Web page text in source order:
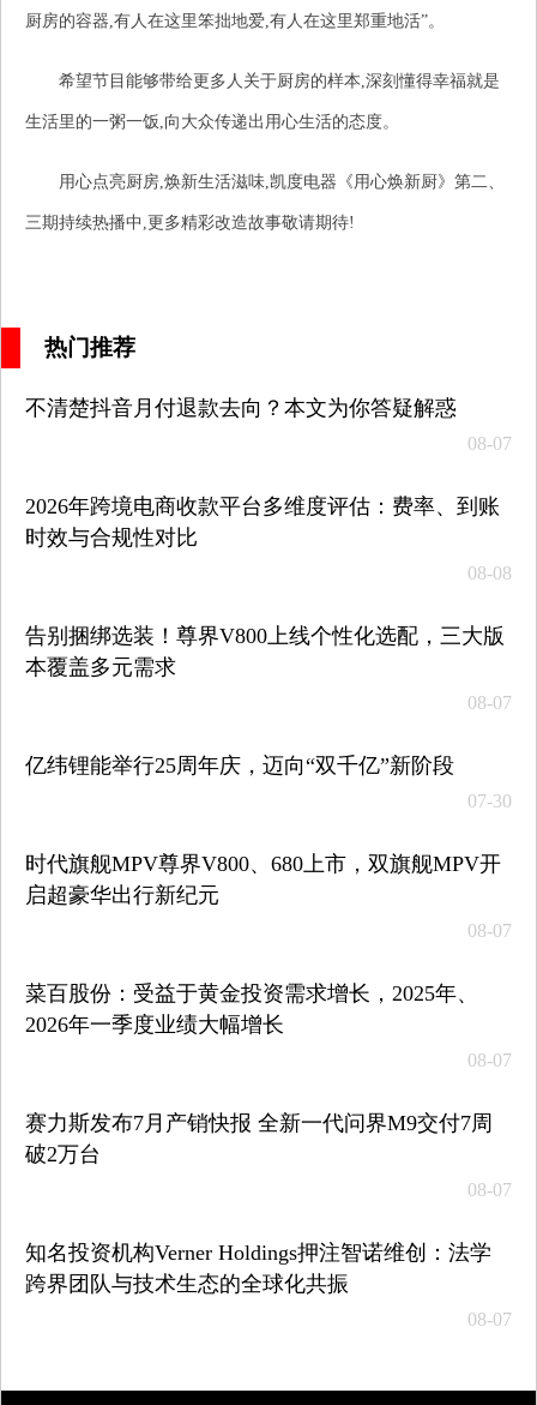
厨房的容器,有人在这里笨拙地爱,有人在这里郑重地活”。
希望节目能够带给更多人关于厨房的样本,深刻懂得幸福就是
生活里的一粥一饭,向大众传递出用心生活的态度。
用心点亮厨房,焕新生活滋味,凯度电器《用心焕新厨》第二、
三期持续热播中,更多精彩改造故事敬请期待!
热门推荐
不清楚抖音月付退款去向？本文为你答疑解惑
08-07
2026年跨境电商收款平台多维度评估：费率、到账
时效与合规性对比
08-08
告别捆绑选装！尊界V800上线个性化选配，三大版
本覆盖多元需求
08-07
亿纬锂能举行25周年庆，迈向“双千亿”新阶段
07-30
时代旗舰MPV尊界V800、680上市，双旗舰MPV开
启超豪华出行新纪元
08-07
菜百股份：受益于黄金投资需求增长，2025年、
2026年一季度业绩大幅增长
08-07
赛力斯发布7月产销快报 全新一代问界M9交付7周
破2万台
08-07
知名投资机构Verner Holdings押注智诺维创：法学
跨界团队与技术生态的全球化共振
08-07